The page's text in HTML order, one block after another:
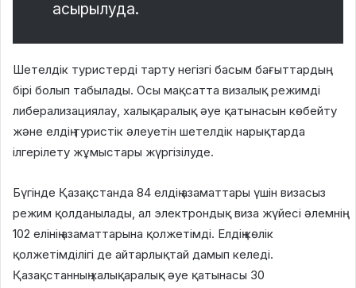
асырылуда.
Шетелдік туристерді тарту негізгі басым бағыттардың
бірі болып табылады. Осы мақсатта визалық режимді
либерализациялау, халықаралық әуе қатынасын көбейту
және елдің туристік әлеуетін шетелдік нарықтарда
ілгерілету жұмыстары жүргізілуде.
Бүгінде Қазақстанда 84 елдің азаматтары үшін визасыз
режим қолданылады, ал электрондық виза жүйесі әлемнің
102 елінің азаматтарына қолжетімді. Елдің көлік
қолжетімділігі де айтарлықтай дамып келеді.
Қазақстанның халықаралық әуе қатынасы 30